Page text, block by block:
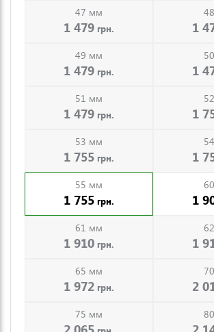
47 мм
1 479 грн. 1
49 мм
1 479 грн. 1
51 мм
1 479 грн. 1
53 мм
1 755 грн. 1
55 мм
1 755 грн. 1
61 мм
1 910 грн. 1
65 мм
1 972 грн. 2
75 мм